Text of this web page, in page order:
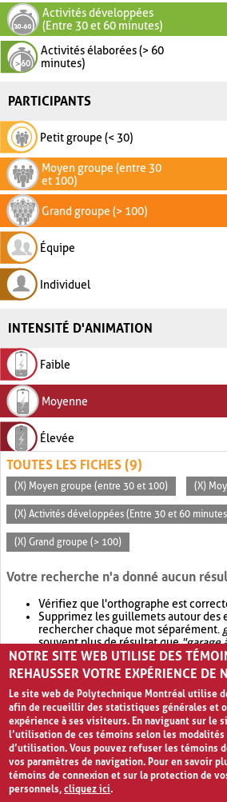
Activités développées
(Entre 30 et 60 minutes)
Activités élaborées (> 60
minutes)
PARTICIPANTS
Petit groupe (< 30)
Moyen groupe (entre 30
et 100)
Grand groupe (> 100)
Équipe
Individuel
INTENSITÉ D'ANIMATION
Faible
Moyenne
Élevée
TOUTES LES FICHES (9)
(X) Moyen groupe (entre 30 et 100) (X)
(X) Activités développées (Entre 30 et 60
(X) Grand groupe (> 100)
Votre recherche n'a donné aucun
Vérifiez que l'orthographe est
Supprimez les guillemets autour des
rechercher chaque mot séparément.
souvent plus de résultat que"garage
Envisagez d'élargir votre recherche
retournera souvent plus de résultat
NOTRE SITE WEB UTILISE DES
REHAUSSER VOTRE EXPÉRIENCE DE
Le site web de Polytechnique Montréal utilise
afin de recueillir des statistiques générales et
expérience à ses visiteurs. En naviguant sur le
l’utilisation de ces témoins selon les
d’utilisation. Vous pouvez refuser les témoins
vos paramètres de navigation. Pour en savoir
témoins de connexion et sur la protection de
personnels,cliquez ici.